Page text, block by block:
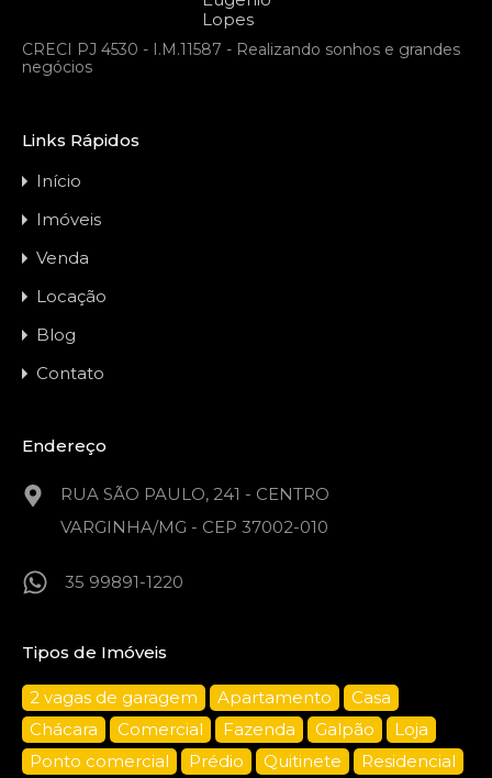
CRECI PJ 4530 - I.M.11587 - Realizando sonhos e grandes
negócios
Links Rápidos
Início
Imóveis
Venda
Locação
Blog
Contato
Endereço
RUA SÃO PAULO, 241 - CENTRO
VARGINHA/MG - CEP 37002-010
35 99891-1220
Tipos de Imóveis
2 vagas de garagem Apartamento
Casa
Chácara
Comercial Fazenda Galpão
Loja
Ponto comercial
Prédio Quitinete Residencial